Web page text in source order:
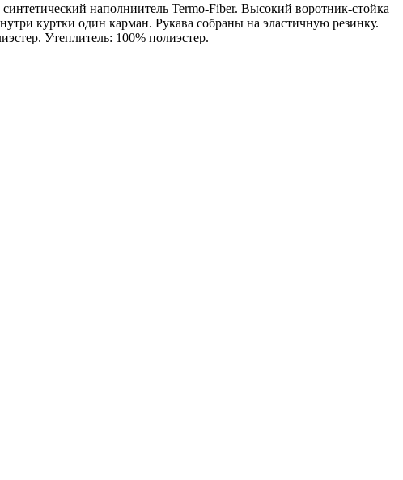
наполниитель Termo-Fiber. Высокий воротник-стойка
куртки один карман. Рукава собраны на эластичную резинку.
Утеплитель: 100% полиэстер.